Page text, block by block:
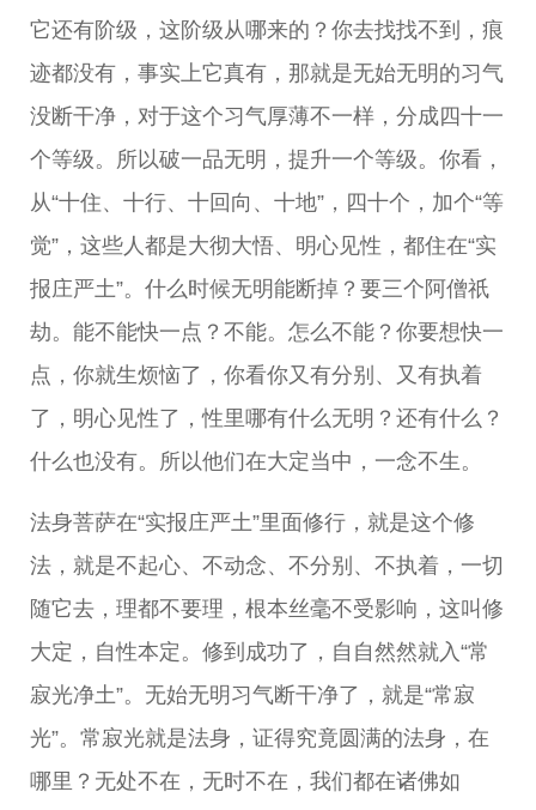
它还有阶级，这阶级从哪来的？你去找找不到，痕
迹都没有，事实上它真有，那就是无始无明的习气
没断干净，对于这个习气厚薄不一样，分成四十一
个等级。所以破一品无明，提升一个等级。你看，
从“十住、十行、十回向、十地”，四十个，加个“等
觉”，这些人都是大彻大悟、明心见性，都住在“实
报庄严土”。什么时候无明能断掉？要三个阿僧祇
劫。能不能快一点？不能。怎么不能？你要想快一
点，你就生烦恼了，你看你又有分别、又有执着
了，明心见性了，性里哪有什么无明？还有什么？
什么也没有。所以他们在大定当中，一念不生。
法身菩萨在“实报庄严土”里面修行，就是这个修
法，就是不起心、不动念、不分别、不执着，一切
随它去，理都不要理，根本丝毫不受影响，这叫修
大定，自性本定。修到成功了，自自然然就入“常
寂光净土”。无始无明习气断干净了，就是“常寂
光”。常寂光就是法身，证得究竟圆满的法身，在
哪里？无处不在，无时不在，我们都在诸佛如